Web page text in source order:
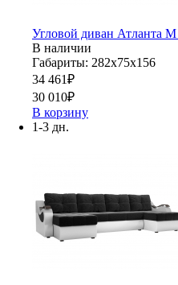
Угловой диван Атланта
В наличии
Габариты: 282х75х156
34 461₽
30 010₽
В корзину
1-3 дн.